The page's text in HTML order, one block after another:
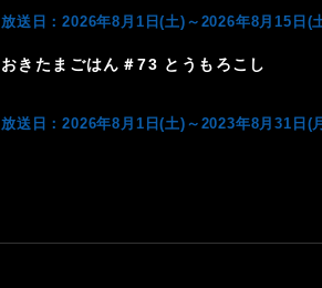
放送日：2026年8月1日(土)～2026年8月15日(
おきたまごはん＃73 とうもろこし
放送日：2026年8月1日(土)～2023年8月31日(